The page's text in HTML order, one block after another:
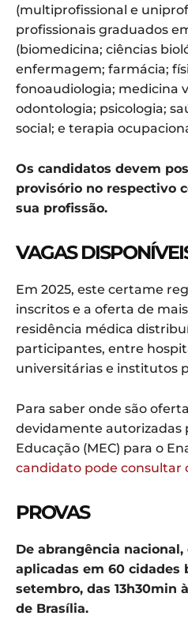
(multiprofissional e
profissionais graduados
(biomedicina; ciências
enfermagem; farmácia;
fonoaudiologia; medicina
odontologia; psicologia;
social; e terapia
Os candidatos devem
provisório no respectivo
sua profissão.
VAGAS
Em 2025, este certame
inscritos e a oferta de
residência médica
participantes, entre
universitárias e institutos
Para saber onde são
devidamente autorizadas
Educação (MEC) para o
candidato pode consultar
PROVAS
De abrangência
aplicadas em 60 cidades
setembro, das 13h30min
de Brasília.